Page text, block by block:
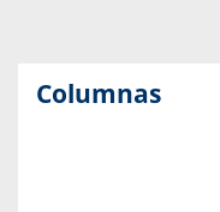
Columnas